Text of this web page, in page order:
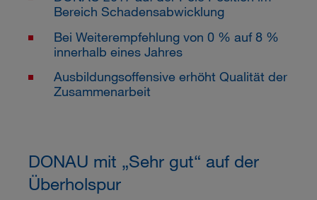
Bereich Schadensabwicklung
Bei Weiterempfehlung von 0 % auf 8 %
innerhalb eines Jahres
Ausbildungsoffensive erhöht Qualität der
Zusammenarbeit
DONAU mit „Sehr gut“ auf der
Überholspur